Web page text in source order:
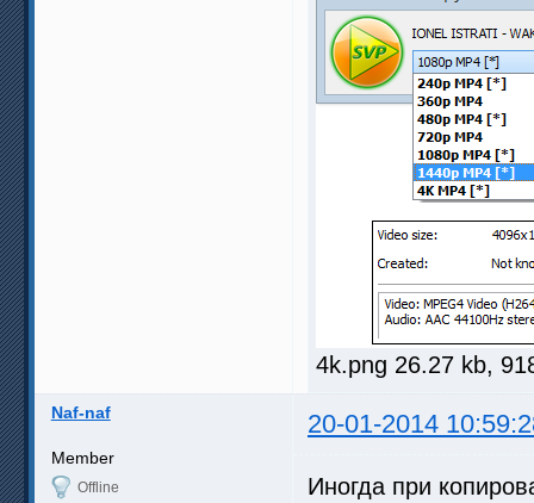
4k.png 26.27 kb,
Naf-naf 20-01-2014
Member
Offline
Иногда при